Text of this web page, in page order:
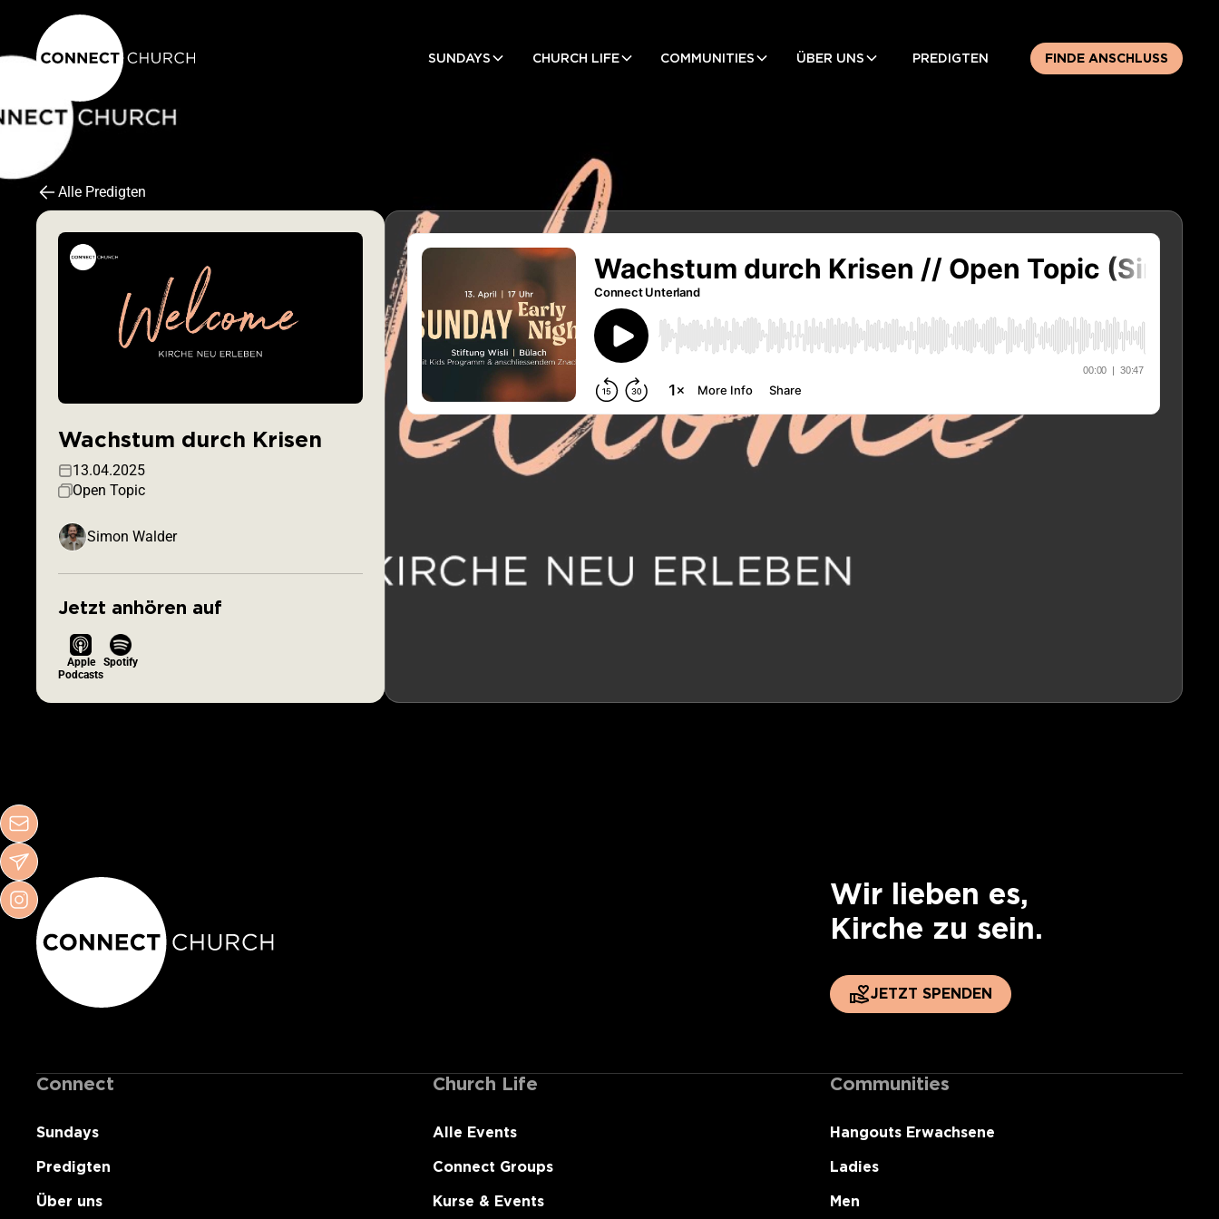
SUNDAYS CHURCH LIFE COMMUNITIES ÜBER UNS PREDIGTEN FINDE ANSCHLUSS
Alle Predigten
Wachstum durch Krisen
13.04.2025
Open Topic
Simon Walder
Jetzt anhören auf
Apple
Podcasts
Spotify
Wir lieben es,
Kirche zu sein.
JETZT SPENDEN
Connect
Sundays
Predigten
Über uns
Church Life
Alle Events
Connect Groups
Kurse & Events
Communities
Hangouts Erwachsene
Ladies
Men